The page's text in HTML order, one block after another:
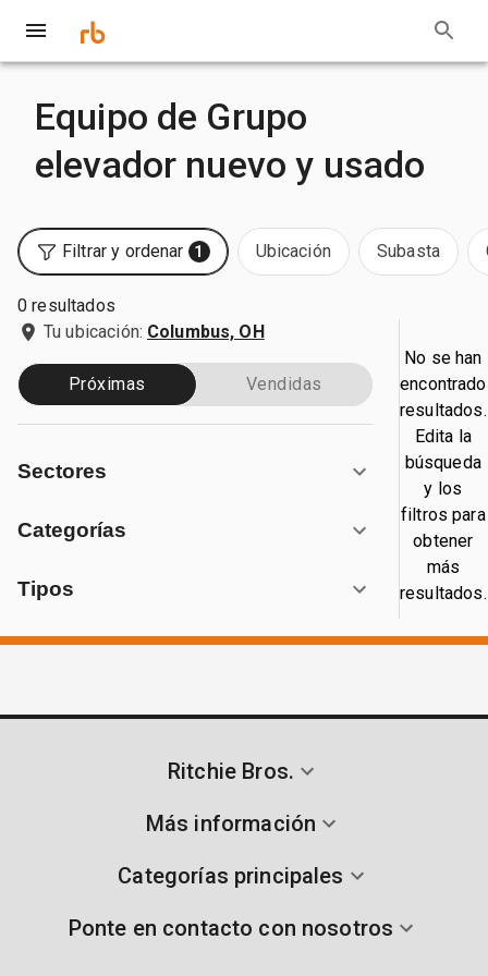
Equipo de Grupo
elevador nuevo y usado
Filtrar y ordenar 1 Ubicación Subasta
0 resultados
Tu ubicación: Columbus, OH
Próximas Vendidas
Sectores
Categorías
Tipos
No se han
encontrado
resultados.
Edita la
búsqueda
y los
filtros para
obtener
más
resultados.
Ritchie Bros.
Más información
Categorías principales
Ponte en contacto con nosotros